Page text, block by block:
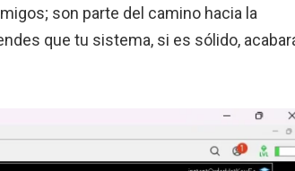
son parte del camino hacia la
que tu sistema, si es sólido,